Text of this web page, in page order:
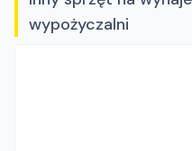
wypożyczalni